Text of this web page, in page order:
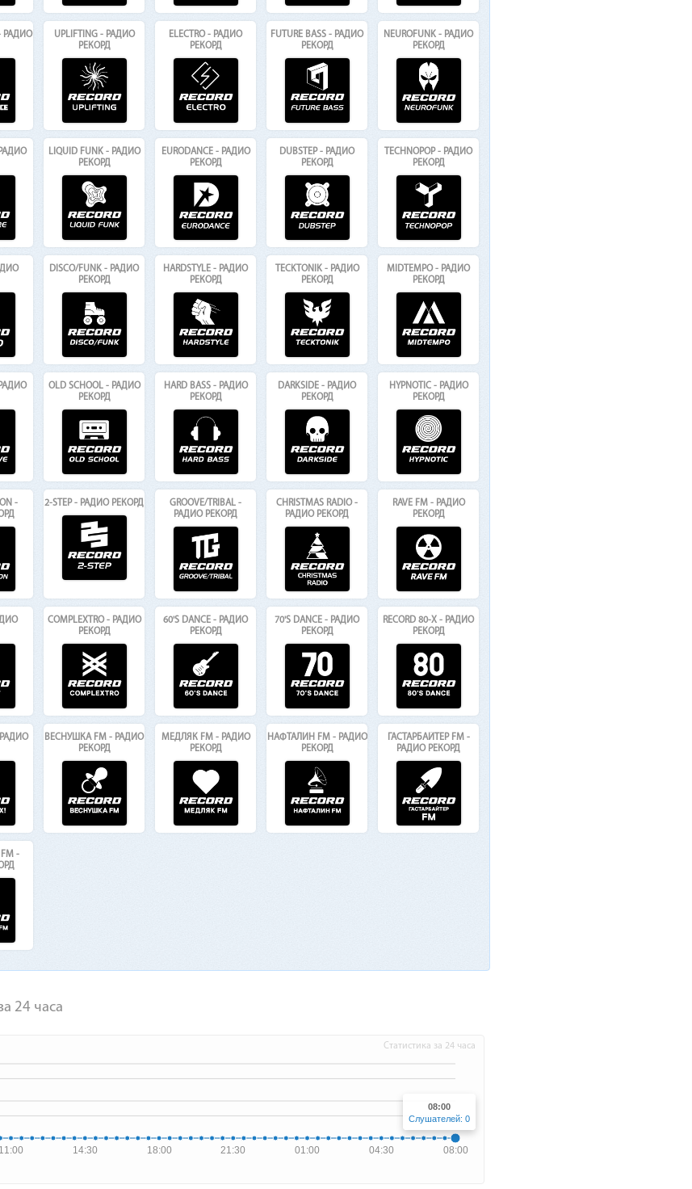
- РАДИО
UPLIFTING - РАДИО
РЕКОРД
ELECTRO - РАДИО
РЕКОРД
FUTURE BASS - РАДИО
РЕКОРД
NEUROFUNK - РАДИО
РЕКОРД
РАДИО
LIQUID FUNK - РАДИО
РЕКОРД
EURODANCE - РАДИО
РЕКОРД
DUBSTEP - РАДИО
РЕКОРД
TECHNOPOP - РАДИО
РЕКОРД
DISCO/FUNK - РАДИО
РЕКОРД
HARDSTYLE - РАДИО
РЕКОРД
TECKTONIK - РАДИО
РЕКОРД
MIDTEMPO - РАДИО
РЕКОРД
РАДИО
OLD SCHOOL - РАДИО
РЕКОРД
HARD BASS - РАДИО
РЕКОРД
DARKSIDE - РАДИО
РЕКОРД
HYPNOTIC - РАДИО
РЕКОРД
-
2-STEP - РАДИО РЕКОРД
GROOVE/TRIBAL -
РАДИО РЕКОРД
CHRISTMAS RADIO -
РАДИО РЕКОРД
RAVE FM - РАДИО
РЕКОРД
COMPLEXTRO - РАДИО
РЕКОРД
60'S DANCE - РАДИО
РЕКОРД
70'S DANCE - РАДИО
РЕКОРД
RECORD 80-Х - РАДИО
РЕКОРД
ВЕСНУШКА FM - РАДИО
РЕКОРД
МЕДЛЯК FM - РАДИО
РЕКОРД
НАФТАЛИН FM - РАДИО
РЕКОРД
ГАСТАРБАЙТЕР FM -
РАДИО РЕКОРД
-
24 часа
Статистика за 24 часа
08:00
04:30
01:00
21:30
18:00
14:30
11:00
08:00
Слушателей: 0